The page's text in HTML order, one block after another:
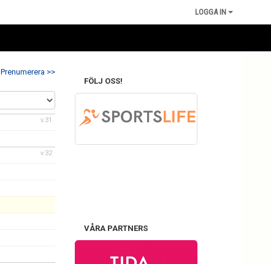
LOGGA IN
Prenumerera >>
v.31
v.32
FÖLJ OSS!
VÅRA PARTNERS